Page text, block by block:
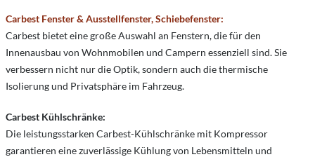
Carbest Fenster & Ausstellfenster, Schiebefenster:
Carbest bietet eine große Auswahl an Fenstern, die für den
Innenausbau von Wohnmobilen und Campern essenziell sind. Sie
verbessern nicht nur die Optik, sondern auch die thermische
Isolierung und Privatsphäre im Fahrzeug.
Carbest Kühlschränke:
Die leistungsstarken Carbest-Kühlschränke mit Kompressor
garantieren eine zuverlässige Kühlung von Lebensmitteln und